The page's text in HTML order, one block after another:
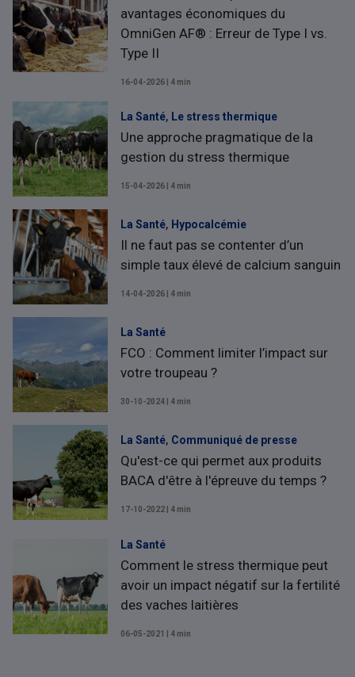
avantages économiques du
OmniGen AF® : Erreur de Type I vs.
Type II
16-04-2026 | 4 min
La Santé, Le stress thermique
Une approche pragmatique de la
gestion du stress thermique
15-04-2026 | 4 min
La Santé, Hypocalcémie
Il ne faut pas se contenter d’un
simple taux élevé de calcium sanguin
14-04-2026 | 4 min
La Santé
FCO : Comment limiter l’impact sur
votre troupeau ?
30-10-2024 | 4 min
La Santé, Communiqué de presse
Qu'est-ce qui permet aux produits
BACA d'être à l'épreuve du temps ?
17-10-2022 | 4 min
La Santé
Comment le stress thermique peut
avoir un impact négatif sur la fertilité
des vaches laitières
06-05-2021 | 4 min